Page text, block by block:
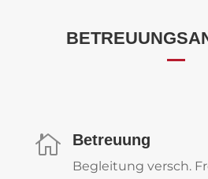
 Betreuung
Begleitung versch.